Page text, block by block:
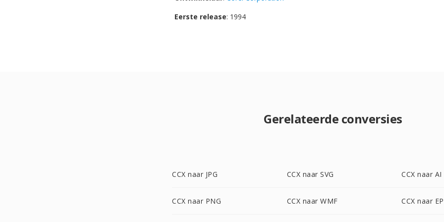
Eerste release: 1994
Gerelateerde conversies
CCX naar JPG CCX naar SVG CCX naar AI
CCX naar PNG CCX naar WMF CCX naar